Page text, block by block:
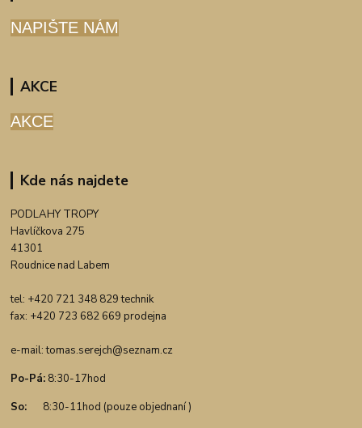
NAPIŠTE NÁM
AKCE
AKCE
Kde nás najdete
PODLAHY TROPY
Havlíčkova 275
41301
Roudnice nad Labem
tel: +420 721 348 829 technik
fax: +420 723 682 669 prodejna
e-mail:tomas.serejch@seznam.cz
Po-Pá: 8:30-17hod
So:
8:30-11hod (pouze objednaní )